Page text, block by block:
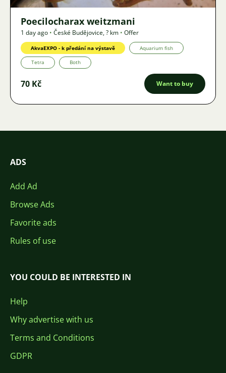
Poecilocharax weitzmani
1 day ago • České Budějovice,? km • Offer
AkvaEXPO - k předání na výstavě Aquarium fish
Tetra Both
70 Kč Want to buy
ADS
Add Ad
Browse Ads
Favorite ads
Rules of use
YOU COULD BE INTERESTED IN
Help
Why advertise with us
Terms and Conditions
GDPR